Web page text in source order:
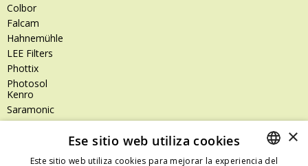
Colbor
Falcam
Hahnemühle
LEE Filters
Phottix
Photosol
Kenro
Saramonic
Shimoda
SanDisk Professional
×
Ese sitio web utiliza cookies
Este sitio web utiliza cookies para mejorar la experiencia del